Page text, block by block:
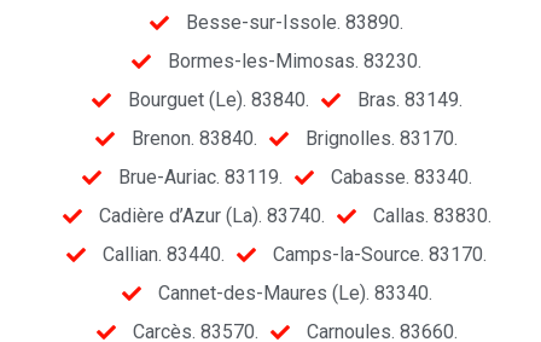
Besse-sur-Issole. 83890.
Bormes-les-Mimosas. 83230.
Bourguet (Le). 83840.
Bras. 83149.
Brenon. 83840.
Brignolles. 83170.
Brue-Auriac. 83119.
Cabasse. 83340.
Cadière d’Azur (La). 83740.
Callas. 83830.
Callian. 83440.
Camps-la-Source. 83170.
Cannet-des-Maures (Le). 83340.
Carcès. 83570.
Carnoules. 83660.